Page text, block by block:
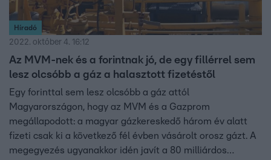
Híradó
2022. október 4. 16:12
Az MVM-nek és a forintnak jó, de egy fillérrel sem
lesz olcsóbb a gáz a halasztott fizetéstől
Egy forinttal sem lesz olcsóbb a gáz attól
Magyarországon, hogy az MVM és a Gazprom
megállapodott: a magyar gázkereskedő három év alatt
fizeti csak ki a következő fél évben vásárolt orosz gázt. A
megegyezés ugyanakkor idén javít a 80 milliárdos